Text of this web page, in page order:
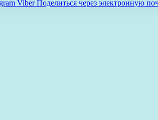
Viber Поделиться через электронную